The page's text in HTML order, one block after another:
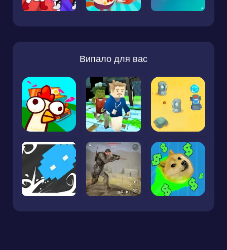
Випало для вас